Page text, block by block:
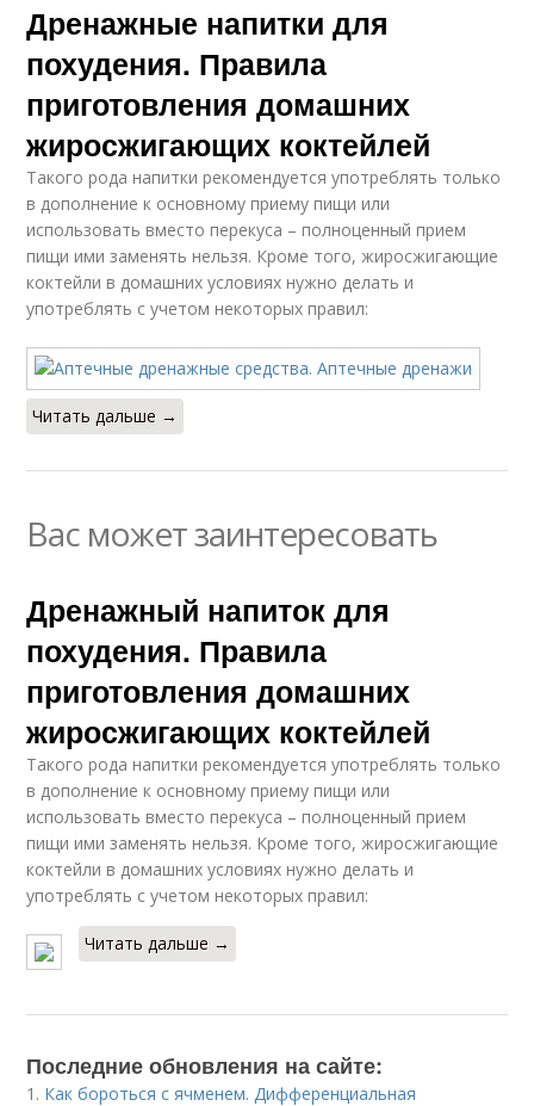
Дренажные напитки для
похудения. Правила
приготовления домашних
жиросжигающих коктейлей
Такого рода напитки рекомендуется употреблять только
в дополнение к основному приему пищи или
использовать вместо перекуса – полноценный прием
пищи ими заменять нельзя. Кроме того, жиросжигающие
коктейли в домашних условиях нужно делать и
употреблять с учетом некоторых правил:
Читать дальше →
Вас может заинтересовать
Дренажный напиток для
похудения. Правила
приготовления домашних
жиросжигающих коктейлей
Такого рода напитки рекомендуется употреблять только
в дополнение к основному приему пищи или
использовать вместо перекуса – полноценный прием
пищи ими заменять нельзя. Кроме того, жиросжигающие
коктейли в домашних условиях нужно делать и
употреблять с учетом некоторых правил:
Читать дальше →
Последние обновления на сайте:
1. Как бороться с ячменем. Дифференциальная